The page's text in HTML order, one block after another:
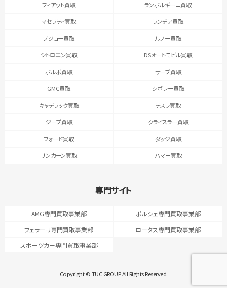
フィアット買取 ランボルギーニ買取
マセラティ買取 ランチア買取
プジョー買取 ルノー買取
シトロエン買取 DSオートモビル買取
ボルボ買取 サーブ買取
GMC買取 シボレー買取
キャデラック買取 テスラ買取
ジープ買取 クライスラー買取
フォード買取 ダッジ買取
リンカーン買取 ハマー買取
専門サイト
AMG専門買取事業部
ポルシェ専門買取事業部
フェラーリ専門買取事業部
ロータス専門買取事業部
スポーツカー専門買取事業部
Copyright © TUC GROUP All Rights Reserved.